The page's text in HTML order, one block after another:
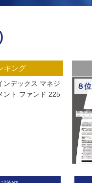
キング
ンデックス マネジ
ント ファンド 225
８位